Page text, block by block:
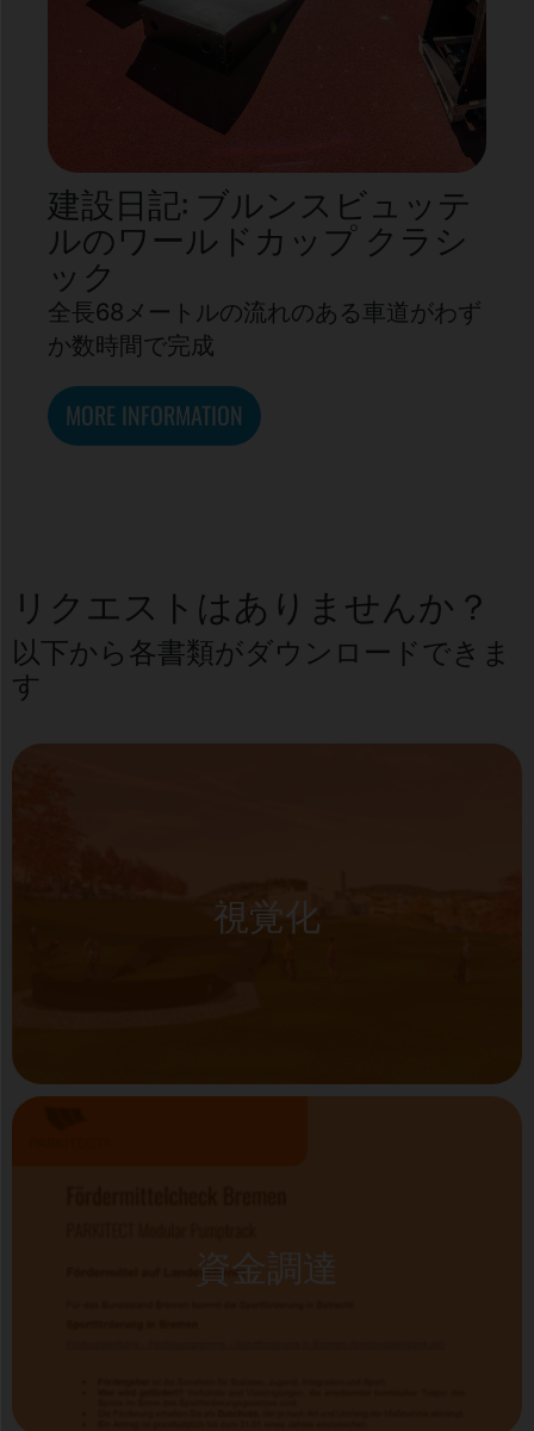
建設日記: ブルンスビュッテ
ルのワールドカップ クラシ
ック
全長68メートルの流れのある車道がわず
か数時間で完成
MORE INFORMATION
リクエストはありませんか？
以下から各書類がダウンロードできま
す
視覚化
資金調達